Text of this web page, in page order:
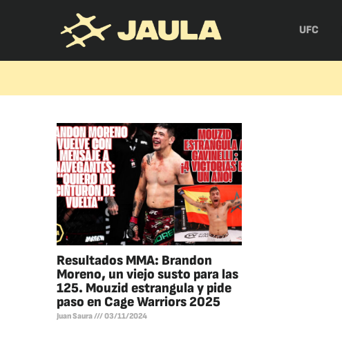
UFC
Resultados MMA: Brandon
Moreno, un viejo susto para las
125. Mouzid estrangula y pide
paso en Cage Warriors 2025
Juan Saura 03/11/2024